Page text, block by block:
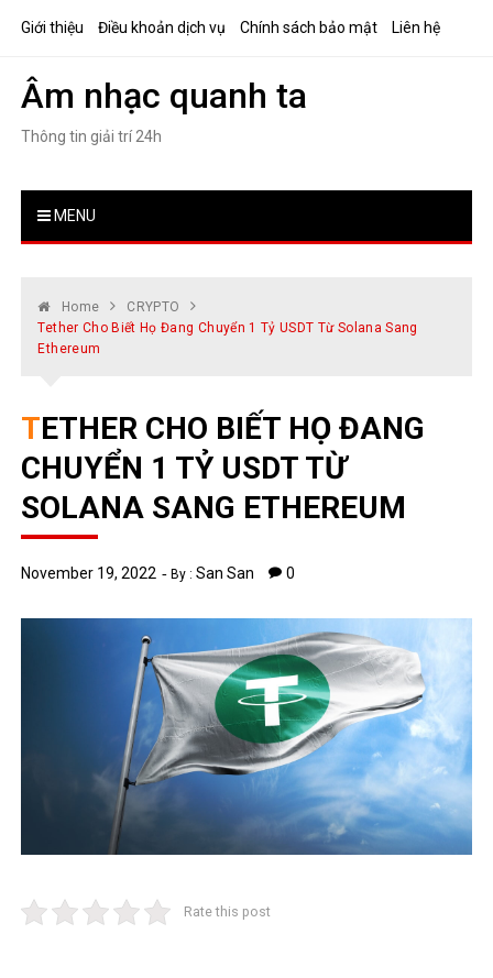
Giới thiệu Điều khoản dịch vụ Chính sách bảo mật Liên hệ
Âm nhạc quanh ta
Thông tin giải trí 24h
MENU
Home
CRYPTO
Tether Cho Biết Họ Đang Chuyển 1 Tỷ USDT Từ Solana Sang
Ethereum
TETHER CHO BIẾT HỌ ĐANG
CHUYỂN 1 TỶ USDT TỪ
SOLANA SANG ETHEREUM
November 19, 2022 By :San San 0
Rate this post